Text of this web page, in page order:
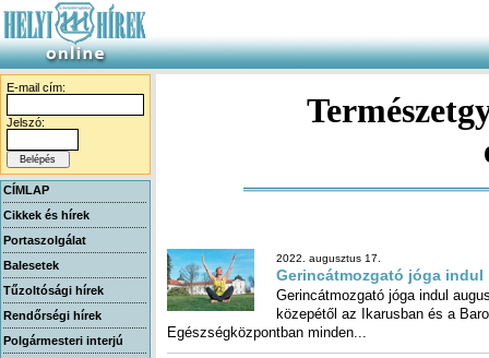
E-mail cím:
Jelszó:
CÍMLAP
Cikkek és hírek
Portaszolgálat
Balesetek
Tűzoltósági hírek
Rendőrségi hírek
Polgármesteri interjú
2022. augusztus 17.
Gerincátmozgató jóga indul
Gerincátmozgató jóga indul
közepétől az Ikarusban és a
Egészségközpontban minden...